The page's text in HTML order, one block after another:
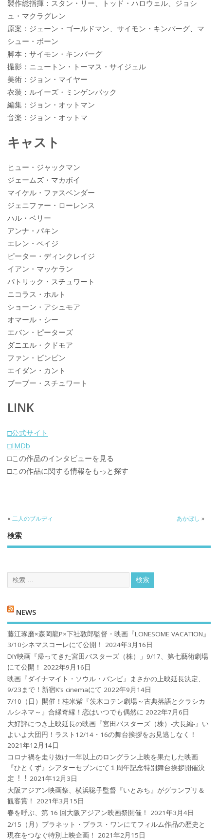
製作総指揮：スタン・リー、トッド・ハロウェル、ジョシ
ュ・マクラグレン
原案：ジェーン・ゴールドマン、サイモン・キンバーグ、マ
シュー・ボーン
脚本：サイモン・キンバーグ
撮影：ニュートン・トーマス・サイジェル
美術：ジョン・マイヤー
衣装：ルイーズ・ミンゲンバック
編集：ジョン・オットマン
音楽：ジョン・オットマ
キャスト
ヒュー・ジャックマン
ジェームズ・マカボイ
マイケル・ファスベンダー
ジェニファー・ローレンス
ハル・ベリー
アンナ・パキン
エレン・ペイジ
ピーター・ディンクレイジ
イアン・マッケラン
パトリック・スチュワート
ニコラス・ホルト
ショーン・アシュモア
オマール・シー
エバン・ピーターズ
ダニエル・クドモア
ファン・ビンビン
エイダン・カント
ブーブー・スチュワート
LINK
□公式サイト
□IMDb
□この作品のインタビューを見る
□この作品に関する情報をもっと探す
« 二人のブルディ あかぼし »
検索
NEWS
藤江琢磨×森岡龍P×下社敦郎監督・映画『LONESOME VACATION』
3/10シネマスコーレにて公開！
2024年3月16日
DIY映画『帰ってきた宮田バスターズ（株）」9/17、第七藝術劇場
にて公開！
2022年9月16日
映画『ダイナマイト・ソウル・バンビ』まさかの上映延長決定、
9/23まで！新宿K’s cinemaにて 2022年9月14日
7/10（日）開催！桂米紫『茨木コテン劇場～古典落語とクラシカ
ルシネマ～』合縁奇縁！恋はいつでも偶然に 2022年7月6日
大好評につき上映延長の映画『宮田バスターズ（株）-大長編-』い
よいよ大団円！ラスト12/14・16の舞台挨拶をお見逃しなく！
2021年12月14日
コロナ禍を⾛り抜け⼀年以上のロングラン上映を果たした映画
『ひとくず』シアターセブンにて１周年記念特別舞台挨拶開催決
定︕︕ 2021年12月3日
大阪アジアン映画祭、横浜聡子監督『いとみち』がグランプリ＆
観客賞！
2021年3月15日
春を呼ぶ、第 16 回大阪アジアン映画祭開催！
2021年3月4日
2/15（月）プラネット・プラス・ワンにてフィルム作品の歴史と
現在をつなぐ特別上映企画！
2021年2月15日